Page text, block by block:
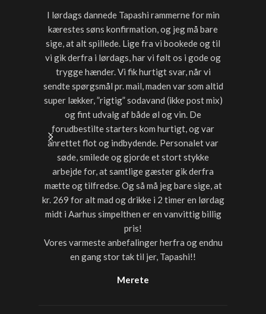
I lørdags dannede Tapashi rammerne for min
kærestes søns konfirmation, og jeg må bare
sige, at alt spillede. Lige fra vi bookede og til
vi gik derfra i lørdags, har vi følt os i gode og
trygge hænder. Vi fik hurtigt svar, når vi
sendte spørgsmål pr. mail, maden var som altid
super lækker, ”rigtig” sodavand (ikke post mix)
og fint udvalg af både øl og vin. De
forudbestilte starters kom hurtigt, og var
anrettet flot og indbydende. Personalet var
søde, smilede og gjorde et stort stykke
arbejde for, at samtlige gæster gik derfra
mætte og tilfredse. Og så må jeg bare sige, at
kr. 269 for alt mad og drikke i 2 timer en lørdag
midt i Aarhus simpelthen er en vanvittig billig
pris!
Vores varmeste anbefalinger herfra og endnu
en gang stor tak til jer, Tapashi!!
Merete